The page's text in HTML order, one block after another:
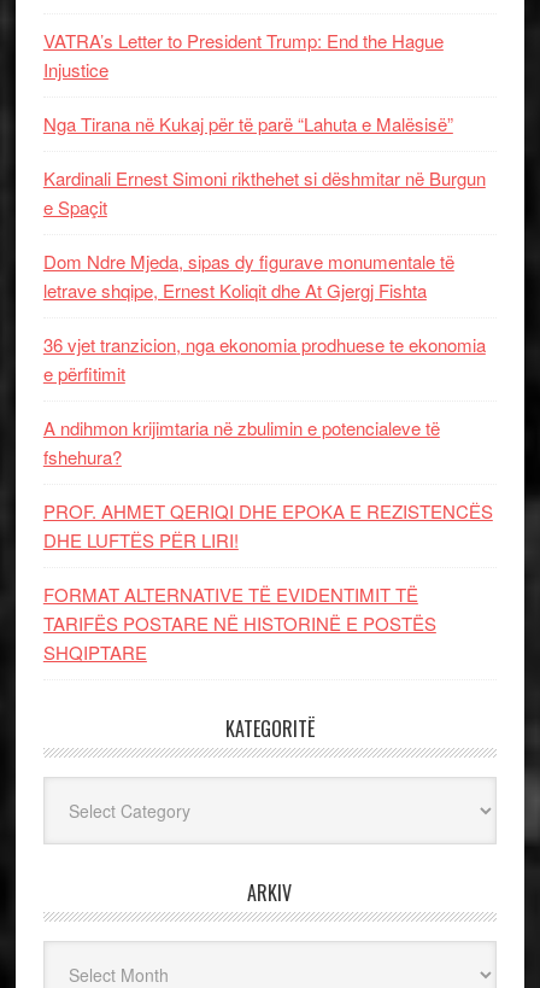
VATRA’s Letter to President Trump: End the Hague
Injustice
Nga Tirana në Kukaj për të parë “Lahuta e Malësisë”
Kardinali Ernest Simoni rikthehet si dëshmitar në Burgun
e Spaçit
Dom Ndre Mjeda, sipas dy figurave monumentale të
letrave shqipe, Ernest Koliqit dhe At Gjergj Fishta
36 vjet tranzicion, nga ekonomia prodhuese te ekonomia
e përfitimit
A ndihmon krijimtaria në zbulimin e potencialeve të
fshehura?
PROF. AHMET QERIQI DHE EPOKA E REZISTENCЁS
DHE LUFTЁS PЁR LIRI!
FORMAT ALTERNATIVE TË EVIDENTIMIT TË
TARIFËS POSTARE NË HISTORINË E POSTËS
SHQIPTARE
KATEGORITË
ARKIV